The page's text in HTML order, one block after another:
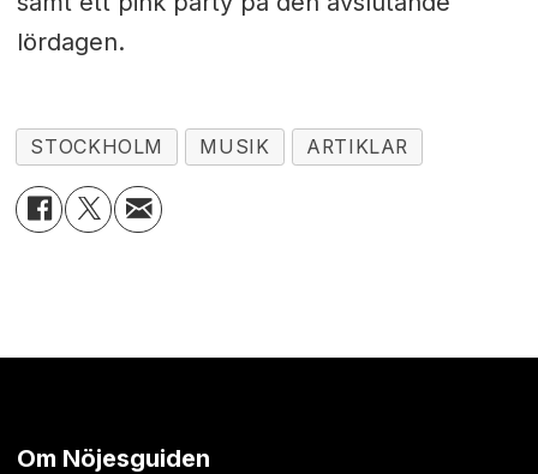
lördagen.
STOCKHOLM MUSIK ARTIKLAR
Om Nöjesguiden